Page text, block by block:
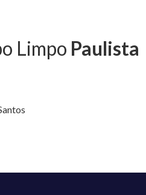
Limpo Paulista